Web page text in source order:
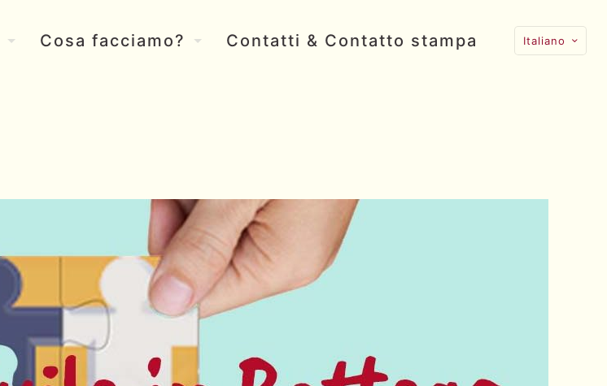
Cosa facciamo? Contatti & Contatto stampa Italiano